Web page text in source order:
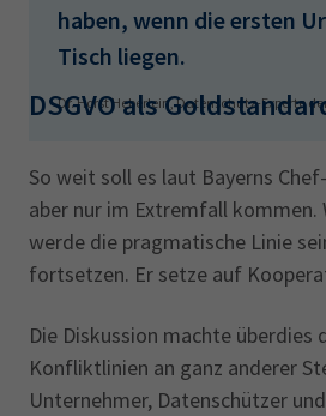
haben, wenn die ersten
Tisch liegen.
Dr. Horst Heberlein, Datenschutz-Experte
DSGVO als
So weit soll es laut Bayerns
aber nur im Extremfall kommen.
werde die pragmatische Linie
fortsetzen. Er setze auf
Die Diskussion machte überdies
Konfliktlinien an ganz anderer
Unternehmer, Datenschützer